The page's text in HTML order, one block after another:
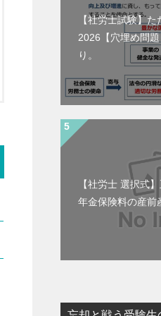
【社労士試験】
2026【穴埋め問
り。
【社労士 選択式
年金保険料の産前